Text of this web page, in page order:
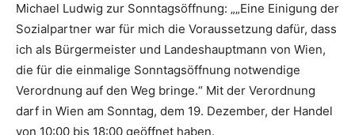
Michael Ludwig zur Sonntagsöffnung: „„Eine Einigung der
Sozialpartner war für mich die Voraussetzung dafür, dass
ich als Bürgermeister und Landeshauptmann von Wien,
die für die einmalige Sonntagsöffnung notwendige
Verordnung auf den Weg bringe.“ Mit der Verordnung
darf in Wien am Sonntag, dem 19. Dezember, der Handel
von 10:00 bis 18:00 geöffnet haben.